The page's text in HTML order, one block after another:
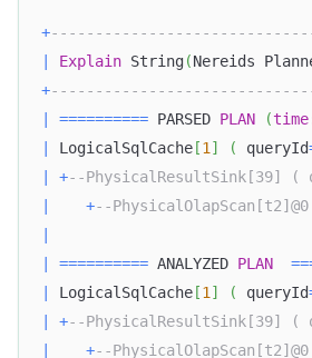
+
Explain String(Nereids
+
========== PARSED PLAN (time
LogicalSqlCache [1 ] ( queryId
+--
+--
========== ANALYZED PLAN ==
LogicalSqlCache [1 ] ( queryId
+--
+--